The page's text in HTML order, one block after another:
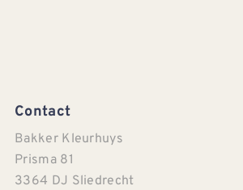
Contact
Bakker Kleurhuys
Prisma 81
3364 DJ Sliedrecht